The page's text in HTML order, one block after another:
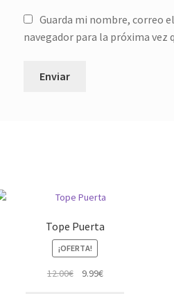
Guarda mi nombre, correo
navegador para la próxima vez
Tope Puerta
¡OFERTA!
12.00€ 9.99€El